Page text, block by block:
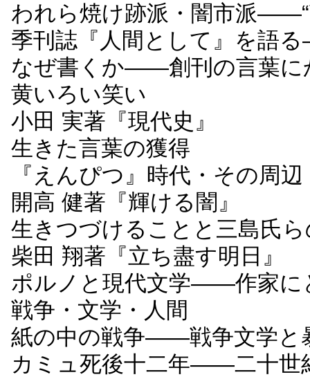
われら焼け跡派・闇市派――“
季刊誌『人間として』を語
なぜ書くか――創刊の言葉に
黄いろい笑い
小田 実著『現代史』
生きた言葉の獲得
『えんぴつ』時代・その周辺
開高 健著『輝ける闇』
生きつづけることと三島氏
柴田 翔著『立ち盡す明日』
ポルノと現代文学――作家に
戦争・文学・人間
紙の中の戦争――戦争文学と
カミュ死後十二年――二十世